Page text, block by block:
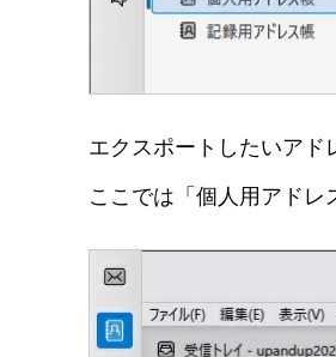
エクスポートしたいアド
ここでは「個人用アドレ